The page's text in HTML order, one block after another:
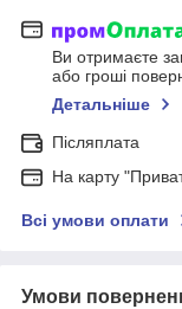
Ви отримаєте
або гроші
Детальніше
Післяплата
На карту
Всі умови оплати
Умови